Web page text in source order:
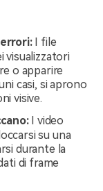
I file
visualizzatori
o apparire
casi, si aprono
visive.
I video
su una
durante la
di frame